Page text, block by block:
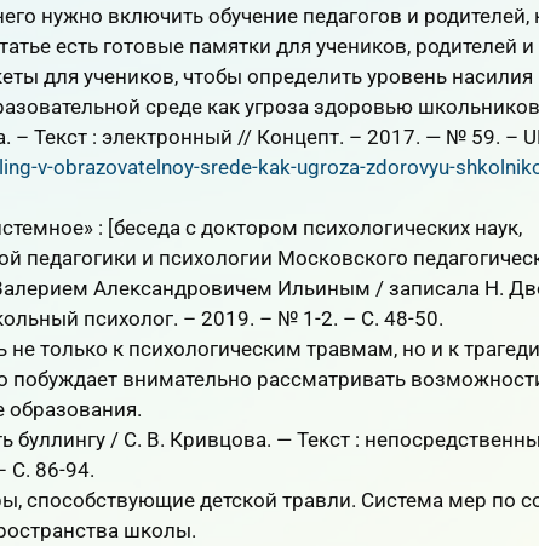
нужно включить обучение педагогов и родителей,
есть готовые памятки для учеников, родителей и
для учеников, чтобы определить уровень
среде как угроза здоровью
– Текст : электронный // Концепт. – 2017. — № 59. –
v-obrazovatelnoy-srede-kak-ugroza-zdorovyu-
: [беседа с доктором психологических наук,
и психологии Московского
Александровичем Ильиным / записала Н.
психолог. – 2019. – № 1-2. – С. 48-50.
не только к психологическим травмам, но и к
побуждает внимательно рассматривать
образования.
буллингу / С. В. Кривцова. — Текст :
С. 86-94.
способствующие детской травли. Система мер по
школы.